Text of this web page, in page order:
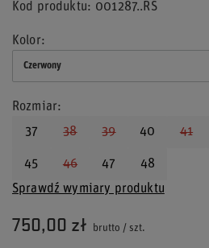
Kod produktu
001287..RS
Kolor
Czerwony
Rozmiar
37
38 39 40 41
45 46 47
48
Sprawdź wymiary produktu
750,00 zł brutto / szt.